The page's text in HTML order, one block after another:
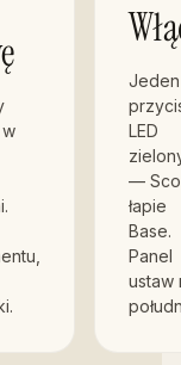
Jeden
LED
—
łapie
Base.
Panel
ustaw